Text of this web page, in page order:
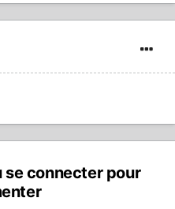
se connecter pour